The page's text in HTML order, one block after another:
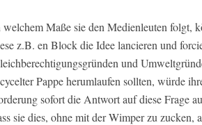
welchem Maße sie den Medienleuten folgt,
z.B. en Block die Idee lancieren und
und
Pappe herumlaufen sollten, würde
sofort die Antwort auf diese Frage
sie dies, ohne mit der Wimper zu zucken,